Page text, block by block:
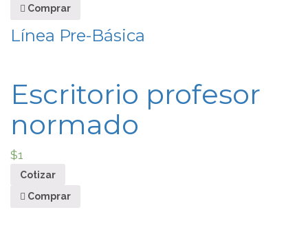
Comprar
Línea Pre-Básica
Escritorio profesor
normado
$1
Cotizar
Comprar